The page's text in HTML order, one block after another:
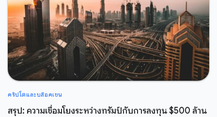
คริปโตและบล๊อคเชน
สรุป: ความเชื่อมโยงระหว่างทรัมป์กับการลงทุน $500 ล้าน